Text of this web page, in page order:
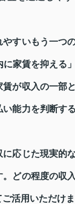
すいもう一つ
に家賃を抑える
が収入の一部
能力を判断す
に応じた現実的
。どの程度の収
活用いただけま